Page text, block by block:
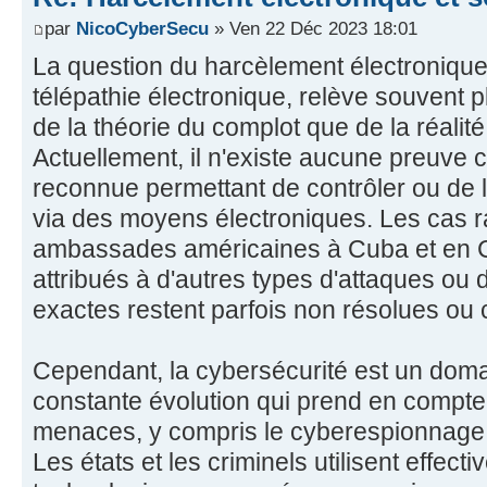
par NicoCyberSecu » Ven 22 Déc 2023 18:01
La question du harcèlement
télépathie électronique, relève souvent
de la théorie du complot que de la
Actuellement, il n'existe aucune preuve
reconnue permettant de contrôler ou
via des moyens électroniques. Les cas
ambassades américaines à Cuba et en
attribués à d'autres types d'attaques ou
exactes restent parfois non résolues ou
Cependant, la cybersécurité est un
constante évolution qui prend en
menaces, y compris le
Les états et les criminels utilisent